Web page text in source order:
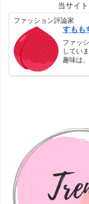
当サイ
ファッション評論家
すもも
ファッ
していま
趣味は